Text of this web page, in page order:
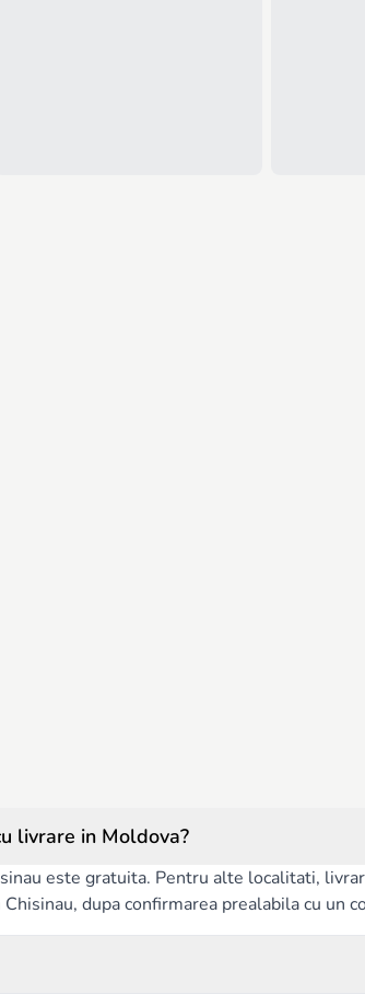
livrare in Moldova?
este gratuita. Pentru alte localitati,
dupa confirmarea prealabila cu un